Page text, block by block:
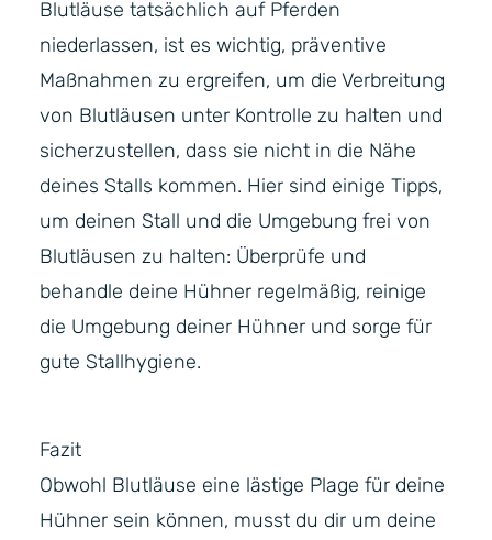
Blutläuse tatsächlich auf Pferden
niederlassen, ist es wichtig, präventive
Maßnahmen zu ergreifen, um die Verbreitung
von Blutläusen unter Kontrolle zu halten und
sicherzustellen, dass sie nicht in die Nähe
deines Stalls kommen. Hier sind einige Tipps,
um deinen Stall und die Umgebung frei von
Blutläusen zu halten: Überprüfe und
behandle deine Hühner regelmäßig, reinige
die Umgebung deiner Hühner und sorge für
gute Stallhygiene.
Fazit
Obwohl Blutläuse eine lästige Plage für deine
Hühner sein können, musst du dir um deine